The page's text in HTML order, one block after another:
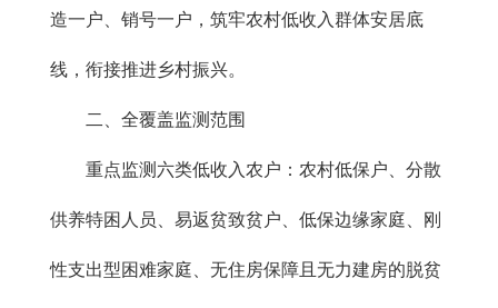
造一户、销号一户，筑牢农村低收入群体安居底
线，衔接推进乡村振兴。
二、全覆盖监测范围
重点监测六类低收入农户：农村低保户、分散
供养特困人员、易返贫致贫户、低保边缘家庭、刚
性支出型困难家庭、无住房保障且无力建房的脱贫